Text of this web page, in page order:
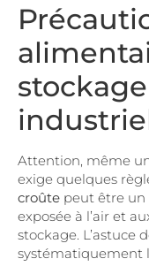
Attention, même
exige quelques
croûte peut être un
exposée à l’air et
stockage. L’astuce
systématiquement